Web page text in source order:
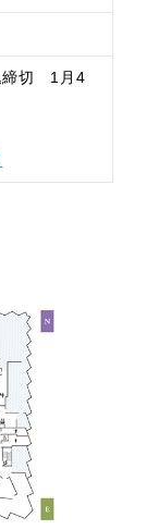
締切 1月4